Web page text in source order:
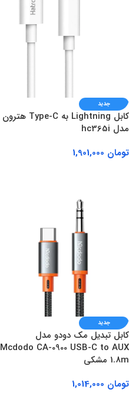
جدید
کابل Lightning به Type-C هترون
مدل hc365i
تومان
جدید
کابل تبدیل مک دودو مدل
Mcdodo CA-0900 USB-C to AUX
1.8m مشکی
تومان